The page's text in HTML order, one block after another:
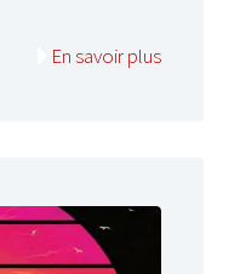
En savoir plus